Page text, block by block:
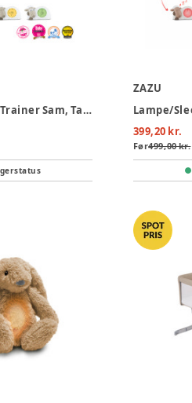
Lampe/Sleep Trainer Sam, Taupe
ZAZU
399,20 kr.
Før499,00 kr.